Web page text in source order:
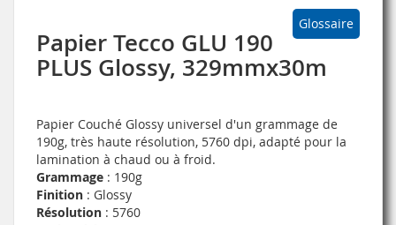
Glossaire
Papier Tecco GLU 190
PLUS Glossy, 329mmx30m
Papier Couché Glossy universel d'un grammage de
190g, très haute résolution, 5760 dpi, adapté pour la
lamination à chaud ou à froid.
Grammage : 190g
Finition : Glossy
Résolution : 5760